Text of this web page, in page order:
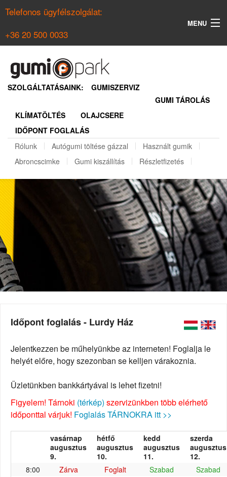
Telefonos ügyfélszolgálat:
+36 20 500 0033
MENU
NYÁRI GUMI KERESŐ
REGISZTRÁCIÓ
SZOLGÁLTATÁSAINK:
GUMISZERVIZ
GUMI TÁROLÁS
KLÍMATÖLTÉS
OLAJCSERE
IDŐPONT FOGLALÁS
Rólunk
Autógumi töltése gázzal
Használt gumik
Abroncscimke
Gumi kiszállítás Részletfizetés
Időpont foglalás - Lurdy Ház
Jelentkezzen be műhelyünkbe az interneten! Foglalja le
helyét előre, hogy szezonban se kelljen várakoznia.
Üzletünkben bankkártyával is lehet fizetni!
Figyelem! Tárnoki (térkép) szervizünkben több elérhető
időponttal várjuk! Foglalás TÁRNOKRA itt >>
vasárnap
augusztus
9.
hétfő
augusztus
10.
kedd
augusztus
11.
szerda
augusztus
12.
8:00
Zárva Foglalt Szabad
Szabad